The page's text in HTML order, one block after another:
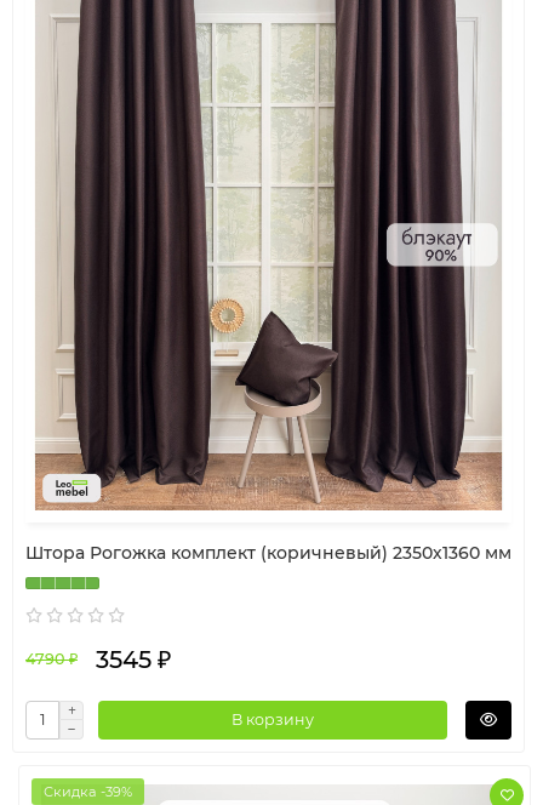
Штора Рогожка комплект (коричневый) 2350х1360 мм
4790 ₽ 3545 ₽
В корзину
Скидка -39%